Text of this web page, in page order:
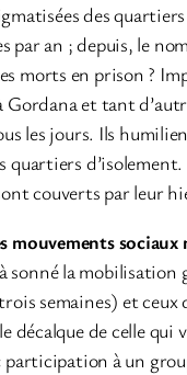
des
par an ; depuis, le
morts en prison ?
Gordana et tant
les jours. Ils
d’isolement.
couverts par leur
mouvements
la
semaines) et
décalque de celle
à un